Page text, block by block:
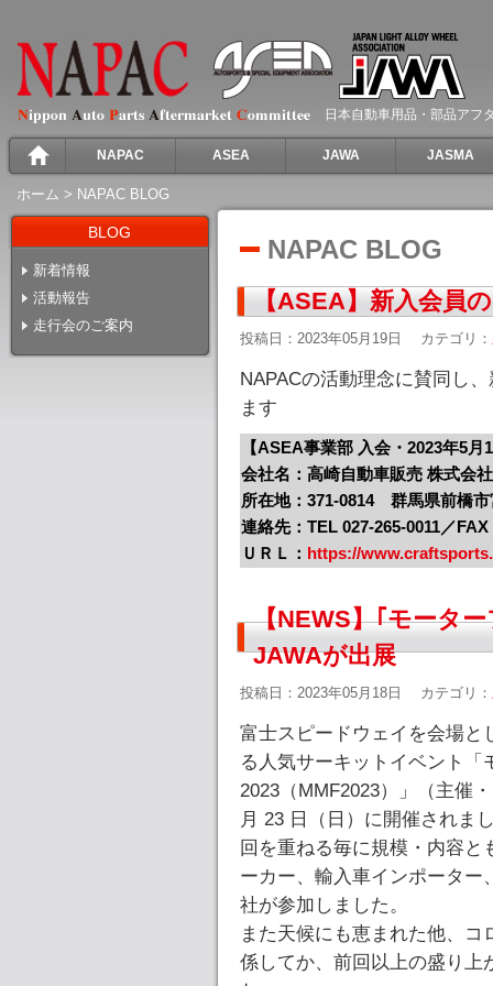
日本自動車用品・部品アフ
NAPAC ASEA JAWA JASMA
ホーム > NAPAC BLOG
BLOG
新着情報
活動報告
走行会のご案内
NAPAC BLOG
【ASEA】新入会員
投稿日：2023年05月19日 カテゴリ：
NAPACの活動理念に賛同し
ます
【ASEA事業部 入会・2023年5月
会社名：高崎自動車販売 株式会社
所在地：371-0814 群馬県前橋市
連絡先：TEL 027-265-0011／FAX
ＵＲＬ： https://
【NEWS】｢モータ
JAWAが出展
投稿日：2023年05月18日 カテゴリ：
富士スピードウェイを会場と
る人気サーキットイベント「
2023（MMF2023）」（主催
月 23 日（日）に開催されま
回を重ねる毎に規模・内容
ーカー、輸入車インポーター
社が参加しました。
また天候にも恵まれた他、
係してか、前回以上の盛り上